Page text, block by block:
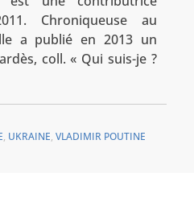
Chroniqueuse au
a publié en 2013 un
coll. « Qui suis-je ?
, UKRAINE, VLADIMIR POUTINE